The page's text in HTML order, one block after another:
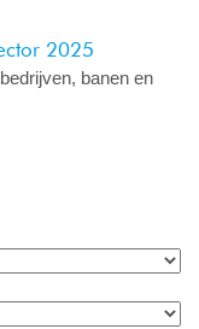
2025
banen en